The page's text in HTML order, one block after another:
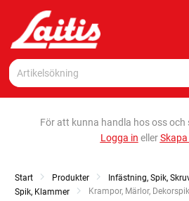
För att kunna handla hos oss och
Logga in eller
Start Produkter
Infästning, Spik,
Spik, Klammer
Current:
Krampor, Märlor, Dekorspik